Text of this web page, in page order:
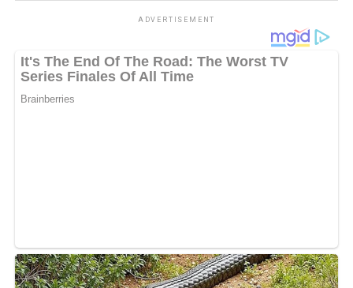
ekonomi serta mengurangi keterisolasian wilayah.
Sementara itu Plt Kadis PMD Kabupaten Kapuas Perry
Noah mengatakan kegiatan fasilitasi digelar karena masih
terdapat desa dan kelurahan yang belum menyelesaikan
penginputan data Prodeskel dan Epdeskel Tahun 2026.
Partisipatif dengan melibatkan pemerintah desa kelurahan
kecamatan hingga DPMD dalam proses pemutakhiran dan
ADVERTISEMENT